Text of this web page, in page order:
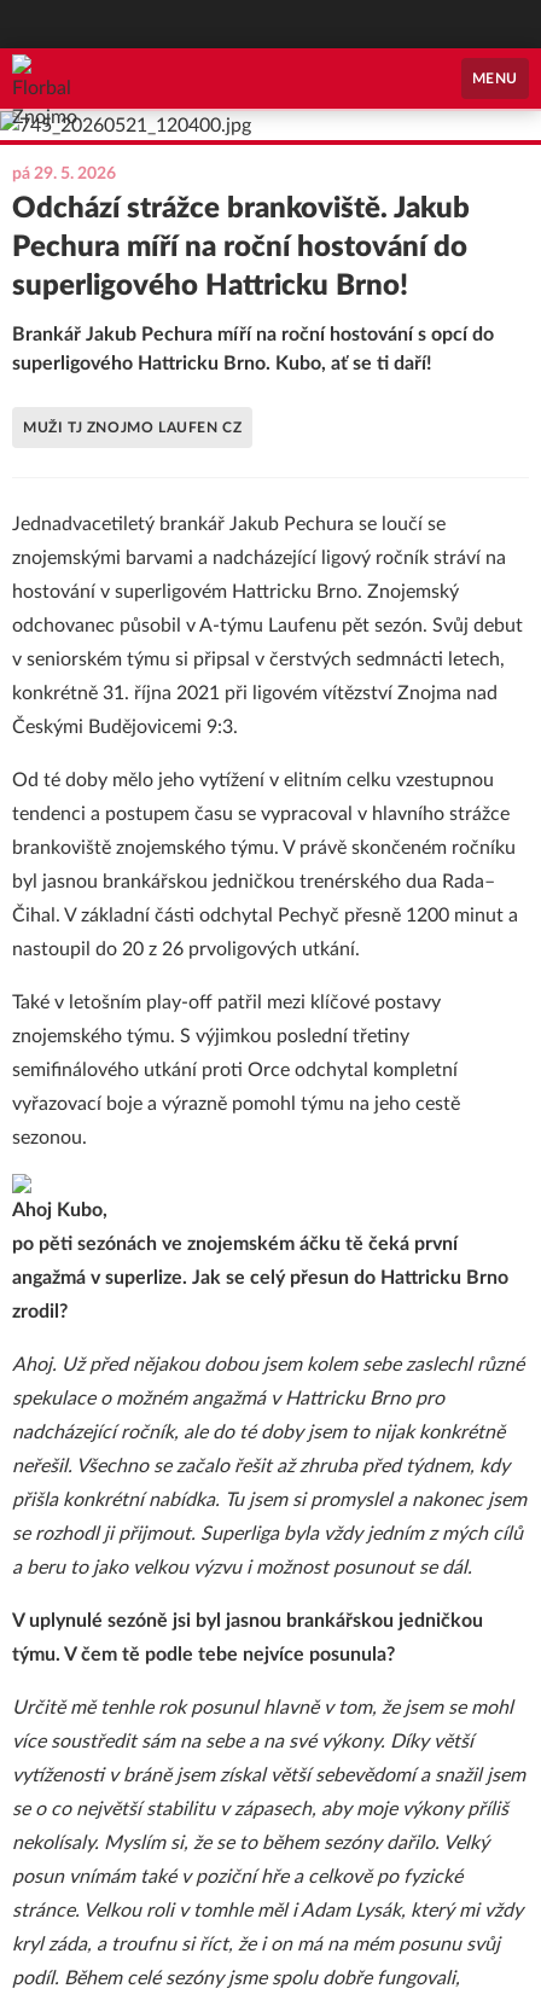
Florbal Znojmo
MENU
pá 29. 5. 2026
Odchází strážce brankoviště. Jakub
Pechura míří na roční hostování do
superligového Hattricku Brno!
Brankář Jakub Pechura míří na roční hostování s opcí do
superligového Hattricku Brno. Kubo, ať se ti daří!
MUŽI TJ ZNOJMO LAUFEN CZ
Jednadvacetiletý brankář Jakub Pechura se loučí se
znojemskými barvami a nadcházející ligový ročník stráví na
hostování v superligovém Hattricku Brno. Znojemský
odchovanec působil v A-týmu Laufenu pět sezón. Svůj debut
v seniorském týmu si připsal v čerstvých sedmnácti letech,
konkrétně 31. října 2021 při ligovém vítězství Znojma nad
Českými Budějovicemi 9:3.
Od té doby mělo jeho vytížení v elitním celku vzestupnou
tendenci a postupem času se vypracoval v hlavního strážce
brankoviště znojemského týmu. V právě skončeném ročníku
byl jasnou brankářskou jedničkou trenérského dua Rada–
Čihal. V základní části odchytal Pechyč přesně 1200 minut a
nastoupil do 20 z 26 prvoligových utkání.
Také v letošním play-off patřil mezi klíčové postavy
znojemského týmu. S výjimkou poslední třetiny
semifinálového utkání proti Orce odchytal kompletní
vyřazovací boje a výrazně pomohl týmu na jeho cestě
sezonou.
Ahoj Kubo,
po pěti sezónách ve znojemském áčku tě čeká první
angažmá v superlize. Jak se celý přesun do Hattricku Brno
zrodil?
Ahoj. Už před nějakou dobou jsem kolem sebe zaslechl různé
spekulace o možném angažmá v Hattricku Brno pro
nadcházející ročník, ale do té doby jsem to nijak konkrétně
neřešil. Všechno se začalo řešit až zhruba před týdnem, kdy
přišla konkrétní nabídka. Tu jsem si promyslel a nakonec jsem
se rozhodl ji přijmout. Superliga byla vždy jedním z mých cílů
a beru to jako velkou výzvu i možnost posunout se dál.
V uplynulé sezóně jsi byl jasnou brankářskou jedničkou
týmu. V čem tě podle tebe nejvíce posunula?
Určitě mě tenhle rok posunul hlavně v tom, že jsem se mohl
více soustředit sám na sebe a na své výkony. Díky větší
vytíženosti v bráně jsem získal větší sebevědomí a snažil jsem
se o co největší stabilitu v zápasech, aby moje výkony příliš
nekolísaly. Myslím si, že se to během sezóny dařilo. Velký
posun vnímám také v poziční hře a celkově po fyzické
stránce. Velkou roli v tomhle měl i Adam Lysák, který mi vždy
kryl záda, a troufnu si říct, že i on má na mém posunu svůj
podíl. Během celé sezóny jsme spolu dobře fungovali,